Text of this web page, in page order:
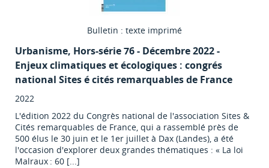
Bulletin : texte imprimé
Urbanisme, Hors-série 76 - Décembre 2022 -
Enjeux climatiques et écologiques : congrés
national Sites é cités remarquables de France
2022
L'édition 2022 du Congrès national de l'association Sites &
Cités remarquables de France, qui a rassemblé près de
500 élus le 30 juin et le 1er juillet à Dax (Landes), a été
l'occasion d'explorer deux grandes thématiques : « La loi
Malraux : 60 [...]